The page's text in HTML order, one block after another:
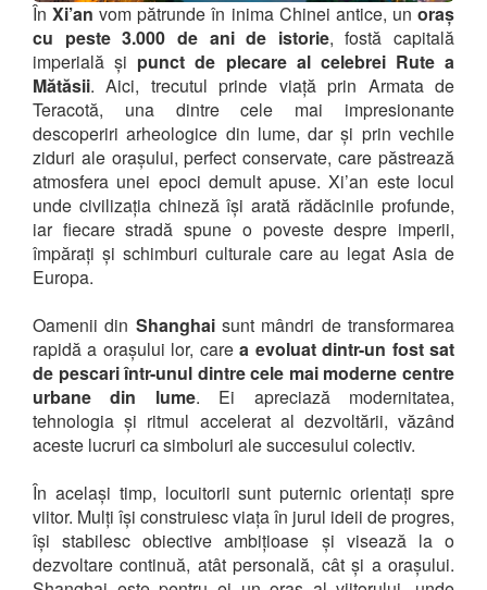
ÎnXi’an vom pătrunde în inima Chinei antice, unoraș
cu peste 3.000 de ani de istorie, fostă capitală
imperială și punct de plecare al celebrei Rute a
Mătăsii. Aici, trecutul prinde viață prin Armata de
Teracotă, una dintre cele mai impresionante
descoperiri arheologice din lume, dar și prin vechile
ziduri ale orașului, perfect conservate, care păstrează
atmosfera unei epoci demult apuse. Xi’an este locul
unde civilizația chineză își arată rădăcinile profunde,
iar fiecare stradă spune o poveste despre imperii,
împărați și schimburi culturale care au legat Asia de
Europa.
Oamenii din Shanghaisunt mândri de transformarea
rapidă a orașului lor, carea evoluat dintr-un fost sat
de pescari într-unul dintre cele mai moderne centre
urbane din lume. Ei apreciază modernitatea,
tehnologia și ritmul accelerat al dezvoltării, văzând
aceste lucruri ca simboluri ale succesului colectiv.
În același timp, locuitorii sunt puternic orientați spre
viitor. Mulți își construiesc viața în jurul ideii de progres,
își stabilesc obiective ambițioase și visează la o
dezvoltare continuă, atât personală, cât și a orașului.